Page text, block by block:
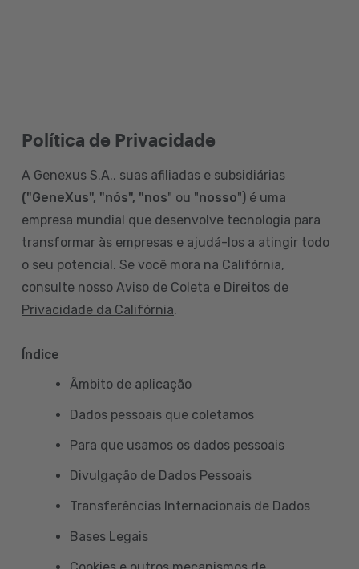
Política de Privacidade
A Genexus S.A., suas afiliadas e subsidiárias
("GeneXus", "nós", "nos" ou "nosso") é uma
empresa mundial que desenvolve tecnologia para
transformar às empresas e ajudá-los a atingir todo
o seu potencial. Se você mora na Califórnia,
consulte nosso Aviso de Coleta e Direitos de
Privacidade da Califórnia.
Índice
Âmbito de aplicação
Dados pessoais que coletamos
Para que usamos os dados pessoais
Divulgação de Dados Pessoais
Transferências Internacionais de Dados
Bases Legais